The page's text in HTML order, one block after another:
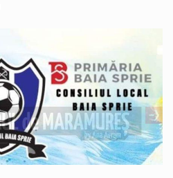
Fostul deputat si primar Cătălin Cherecheș a fost invitat la Horia Nasra Show unde a sustinut o dezbatere pe teme…
Liceul Ucrainean „Taras Șevcenko” din Sighetu Marmației, singurul liceu din România cu predare în limba ucraineană, are potențialul de a-și…
Proiectul pentru reconstrucția definitivă a podului peste râul Săsar din Baia Mare avansează într-o nouă etapă concretă. După asigurarea finanțării…